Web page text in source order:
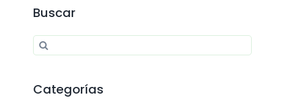
Buscar
Search for:
Categorías